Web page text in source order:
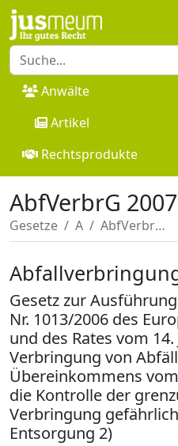
Anwälte
Artikel
Rechtsprodukte
AbfVerbrG 2007
Gesetze A AbfVerbrG 2007
Gesetz zur
Nr. 1013/2006 des
und des Rates vom
Verbringung von
Übereinkommens
die Kontrolle der
Verbringung
Entsorgung 2)